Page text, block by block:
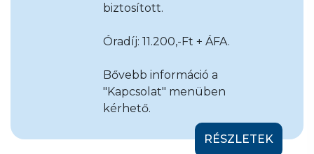
biztosított.
Óradíj: 11.200,-Ft + ÁFA.
Bővebb információ a
"Kapcsolat" menüben
kérhető.
RÉSZLETEK